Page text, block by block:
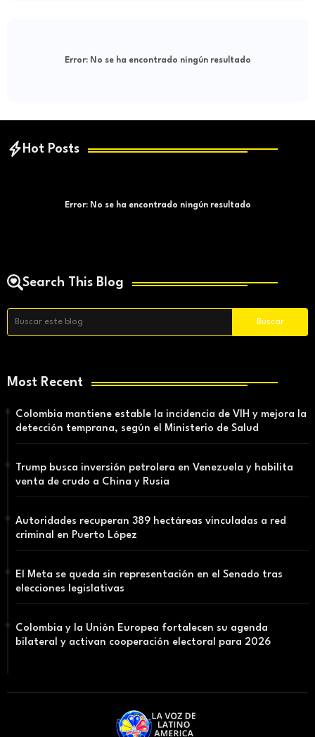
Error:No se ha encontrado ningún resultado
Hot Posts
Error:No se ha encontrado ningún resultado
Search This Blog
Most Recent
Colombia mantiene estable la incidencia de VIH y mejora la
detección temprana, según el Ministerio de Salud
Trump busca inversión petrolera en Venezuela y habilita
venta de crudo a China y Rusia
Autoridades recuperan 389 hectáreas vinculadas a red
criminal en Puerto López
El Meta se queda sin representación en el Senado tras
elecciones legislativas
Colombia y la Unión Europea fortalecen su agenda
bilateral y activan cooperación electoral para 2026